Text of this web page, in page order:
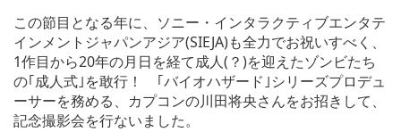
この節目となる年に、ソニー・インタラクティブエンタテ
インメントジャパンアジア(SIEJA)も全力でお祝いすべく、
1作目から20年の月日を経て成人(？)を迎えたゾンビたち
の｢成人式｣を敢行！ ｢バイオハザード｣シリーズプロデュ
ーサーを務める、カプコンの川田将央さんをお招きして、
記念撮影会を行ないました。